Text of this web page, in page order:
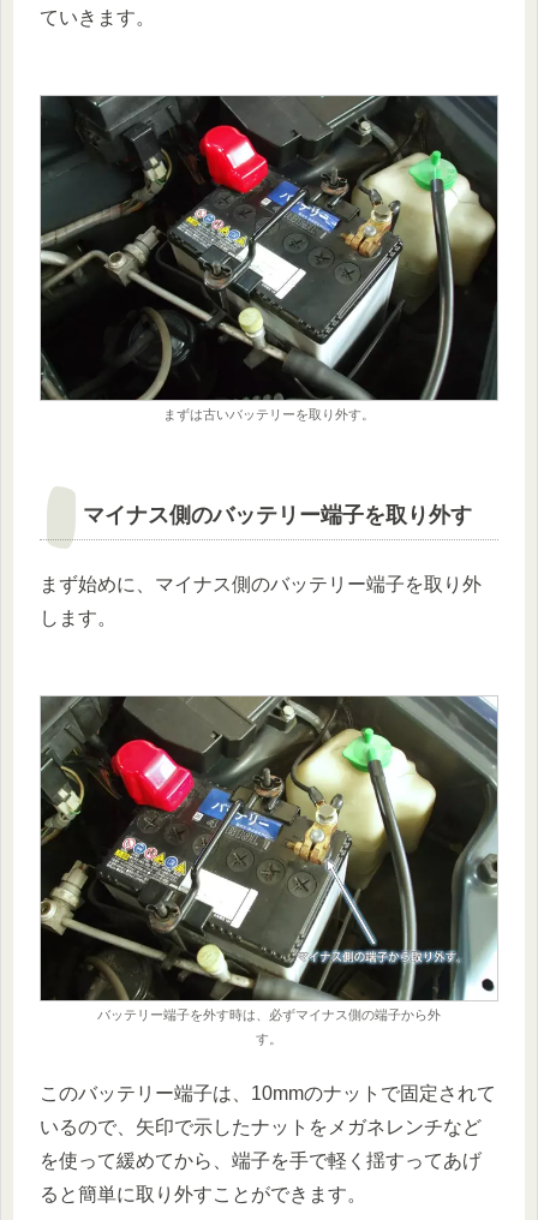
ていきます。
まずは古いバッテリーを取り外す。
マイナス側のバッテリー端子を取り外す
まず始めに、マイナス側のバッテリー端子を取り外
します。
バッテリー端子を外す時は、必ずマイナス側の端子から外
す。
このバッテリー端子は、10mmのナットで固定されて
いるので、矢印で示したナットをメガネレンチなど
を使って緩めてから、端子を手で軽く揺すってあげ
ると簡単に取り外すことができます。